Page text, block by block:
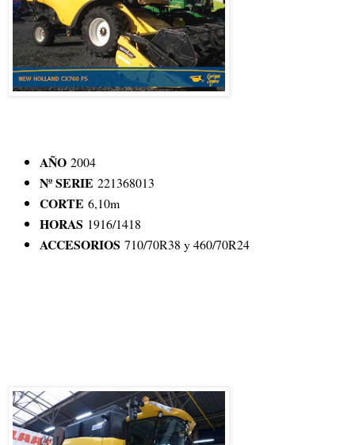
AÑO 2004
Nº SERIE 221368013
CORTE 6,10m
HORAS 1916/1418
ACCESORIOS 710/70R38 y 460/70R24